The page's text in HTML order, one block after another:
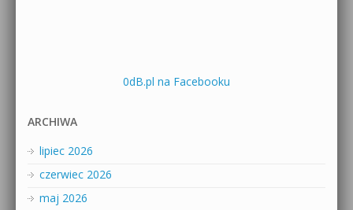
0dB.pl na Facebooku
ARCHIWA
lipiec 2026
czerwiec 2026
maj 2026